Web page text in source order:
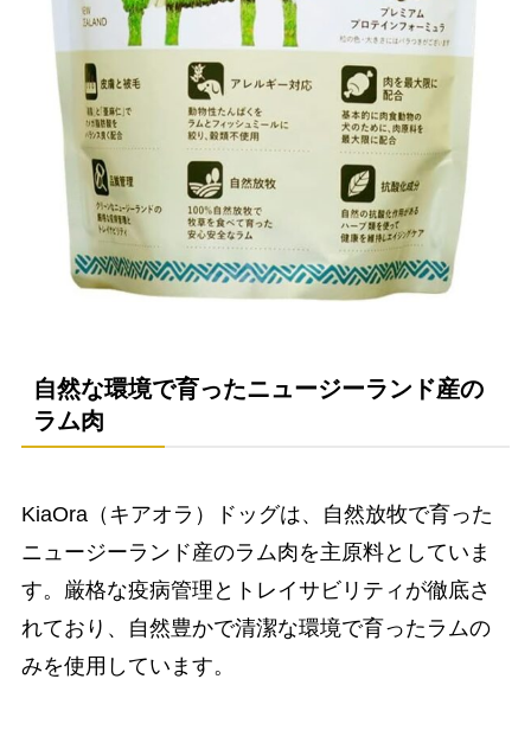
自然な環境で育ったニュージーランド産の
ラム肉
KiaOra（キアオラ）ドッグは、自然放牧で育った
ニュージーランド産のラム肉を主原料としていま
す。厳格な疫病管理とトレイサビリティが徹底さ
れており、自然豊かで清潔な環境で育ったラムの
みを使用しています。